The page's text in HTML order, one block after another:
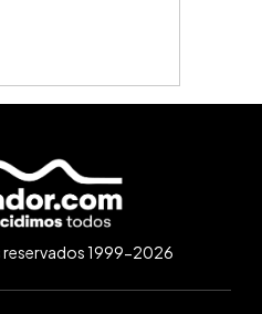
reservados 1999-2026